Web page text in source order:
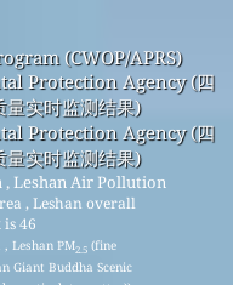
(CWOP/APRS)
Protection Agency (四
量实时监测结果)
Protection Agency (四
量实时监测结果)
, Leshan Air Pollution
, Leshan overall
46
, Leshan PM2.5(fine
Giant Buddha Scenic